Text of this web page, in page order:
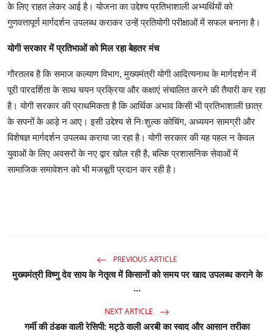
के लिए राहत लेकर आई है। योजना का उद्देश्य प्रतिभाशाली अभ्यर्थियों को
गुणवत्तापूर्ण मार्गदर्शन उपलब्ध कराकर उन्हें प्रतियोगी परीक्षाओं में सफल बनाना है।
योगी सरकार में प्रतिभाओं को मिल रहा बेहतर मंच
गौरतलब है कि समाज कल्याण विभाग, मुख्यमंत्री योगी आदित्यनाथ के मार्गदर्शन में
पूरी पारदर्शिता के साथ चयन प्रक्रिया और कक्षाएं संचालित करने की तैयारी कर रहा
है। योगी सरकार की प्राथमिकता है कि आर्थिक अभाव किसी भी प्रतिभाशाली छात्र
के सपनों के आड़े न आए। इसी उद्देश्य से निःशुल्क कोचिंग, अध्ययन सामग्री और
विशेषज्ञ मार्गदर्शन उपलब्ध कराया जा रहा है। योगी सरकार की यह पहल न केवल
युवाओं के लिए अवसरों के नए द्वार खोल रही है, बल्कि प्रशासनिक सेवाओं में
सामाजिक समावेशन को भी मजबूती प्रदान कर रही है।
PREVIOUS ARTICLE
मुख्यमंत्री विष्णु देव साय के नेतृत्व में किसानों को समय पर खाद उपलब्ध कराने के
...
NEXT ARTICLE
गर्मी की ठंडक वाली रेसिपी: मट्ठे वाली अरबी का स्वाद और आसान तरीका